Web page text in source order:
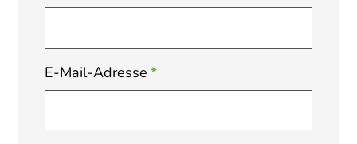
E-Mail-Adresse *